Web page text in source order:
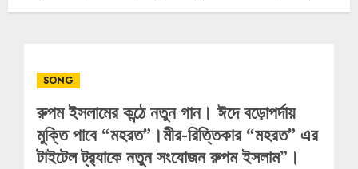
SONG
রুপম ইসলামের কন্ঠে নতুন গান। ঈদে বড়োপর্দায়
মুক্তি পাবে “মহরত”।মীর-রিত্তিকার “মহরত” এর
টাইটেল ট্র‍্যাকে নতুন সংযোজন রুপম ইসলাম”।